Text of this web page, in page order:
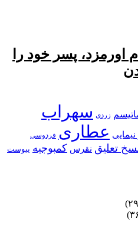
پسر خود را
زردی سهراب
عطاری فردوسی
تعلیق نقرس کمبوجیه یبوست